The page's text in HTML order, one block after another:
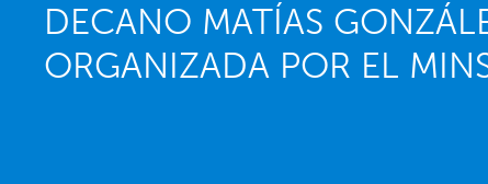
DECANO MATÍAS
ORGANIZADA POR EL